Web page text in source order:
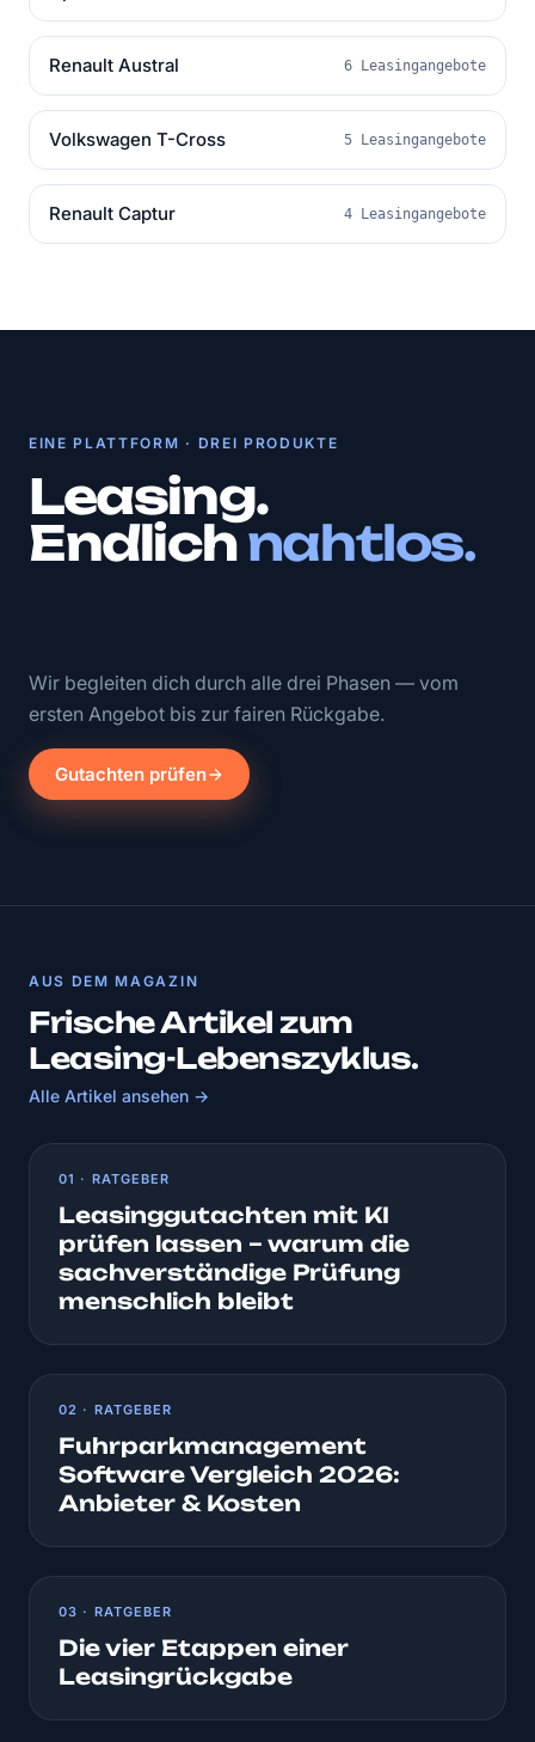
Renault Austral 6 Leasingangebote
Volkswagen T-Cross 5 Leasingangebote
Renault Captur 4 Leasingangebote
EINE PLATTFORM · DREI PRODUKTE
Leasing.
Endlichnahtlos.
Wir begleiten dich durch alle drei Phasen — vom
ersten Angebot bis zur fairen Rückgabe.
Gutachten prüfen
AUS DEM MAGAZIN
Frische Artikel zum
Leasing-Lebenszyklus.
Alle Artikel ansehen →
01 · RATGEBER
Leasinggutachten mit KI
prüfen lassen – warum die
sachverständige Prüfung
menschlich bleibt
02 · RATGEBER
Fuhrparkmanagement
Software Vergleich 2026:
Anbieter & Kosten
03 · RATGEBER
Die vier Etappen einer
Leasingrückgabe